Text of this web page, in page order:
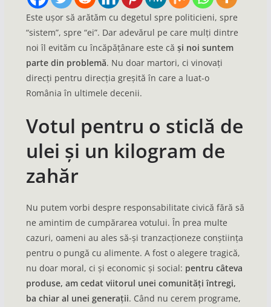
Este ușor să arătăm cu degetul spre politicieni, spre
“sistem”, spre “ei”. Dar adevărul pe care mulți dintre
noi îl evităm cu încăpățânare este că și noi suntem
parte din problemă. Nu doar martori, ci vinovați
direcți pentru direcția greșită în care a luat-o
România în ultimele decenii.
Votul pentru o sticlă de
ulei și un kilogram de
zahăr
Nu putem vorbi despre responsabilitate civică fără să
ne amintim de cumpărarea votului. În prea multe
cazuri, oameni au ales să-și tranzacționeze conștiința
pentru o pungă cu alimente. A fost o alegere tragică,
nu doar moral, ci și economic și social: pentru câteva
produse, am cedat viitorul unei comunități întregi,
ba chiar al unei generații. Când nu cerem programe,